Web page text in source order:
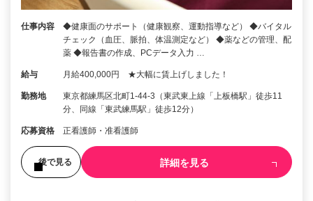
仕事内容
◆健康面のサポート（健康観察、運動指導など） ◆バイタル
チェック（血圧、脈拍、体温測定など） ◆薬などの管理、配
薬 ◆報告書の作成、PCデータ入力 …
給与 月給400,000円 ★大幅に賃上げしました！
勤務地
東京都練馬区北町1-44-3（東武東上線「上板橋駅」徒歩11
分、同線「東武練馬駅」徒歩12分）
応募資格 正看護師・准看護師
後で見る 詳細を見る